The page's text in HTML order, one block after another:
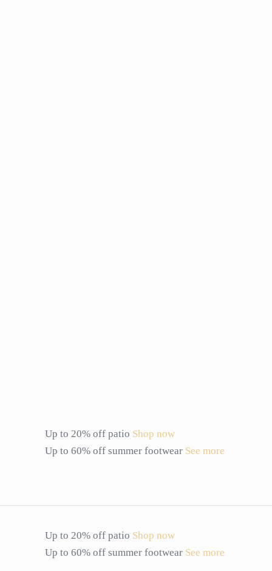
Up to 20% off patio Shop now
Up to 60% off summer footwear See more
Up to 20% off patio Shop now
Up to 60% off summer footwear See more